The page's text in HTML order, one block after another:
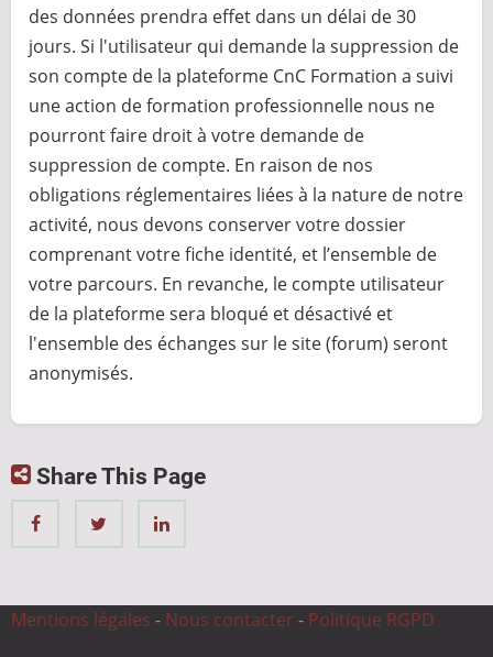
des données prendra effet dans un délai de 30
jours. Si l'utilisateur qui demande la suppression de
son compte de la plateforme CnC Formation a suivi
une action de formation professionnelle nous ne
pourront faire droit à votre demande de
suppression de compte. En raison de nos
obligations réglementaires liées à la nature de notre
activité, nous devons conserver votre dossier
comprenant votre fiche identité, et l’ensemble de
votre parcours. En revanche, le compte utilisateur
de la plateforme sera bloqué et désactivé et
l'ensemble des échanges sur le site (forum) seront
anonymisés.
Share This Page
Mentions légales - Nous contacter - Politique RGPD